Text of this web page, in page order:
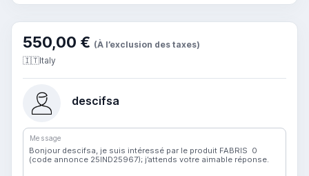
550,00 € (À l’exclusion des taxes)
🇮🇹Italy
descifsa
Message